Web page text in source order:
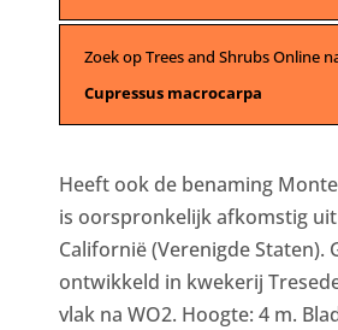
Zoek op Trees and Shrubs Online
Cupressus macrocarpa
Heeft ook de benaming
is oorspronkelijk afkomstig
Californië (Verenigde Staten).
ontwikkeld in kwekerij
vlak na WO2. Hoogte: 4 m.